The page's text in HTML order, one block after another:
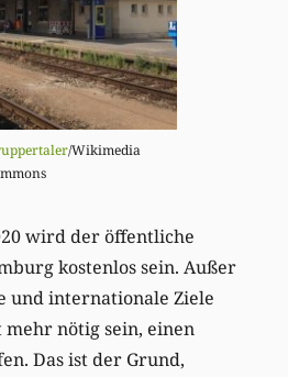
/Wikimedia
wird der öffentliche
kostenlos sein. Außer
und internationale Ziele
nötig sein, einen
Das ist der Grund,